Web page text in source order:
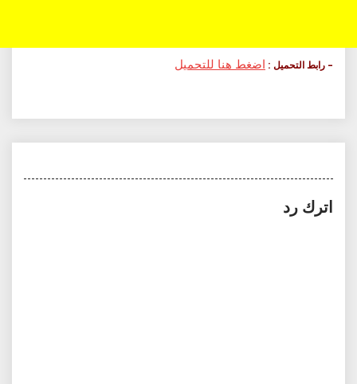
– رابط التحميل : اضغط هنا للتحميل
اترك رد